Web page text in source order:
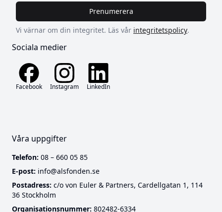
Prenumerera
Vi värnar om din integritet. Läs vår integritetspolicy.
Sociala medier
Facebook Instagram LinkedIn
Våra uppgifter
Telefon: 08 – 660 05 85
E-post: info@alsfonden.se
Postadress: c/o von Euler & Partners, Cardellgatan 1, 114
36 Stockholm
Organisationsnummer: 802482-6334
Cookies